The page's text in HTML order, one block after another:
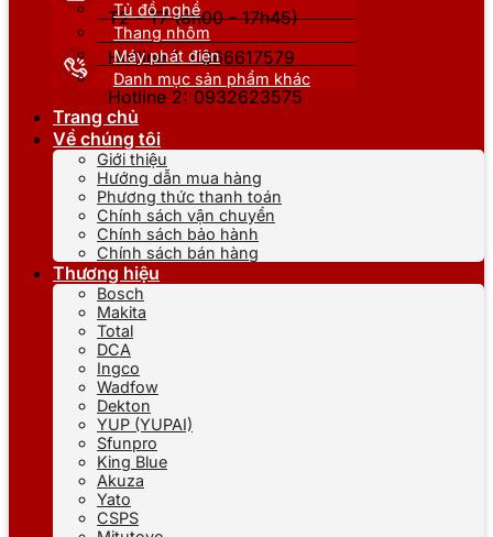
T2 - T7 (8h00 - 17h45)
Hotline 1: 0866617579
Hotline 2: 0932623575
Tủ đồ nghề
Thang nhôm
Máy phát điện
Danh mục sản phẩm khác
Trang chủ
Về chúng tôi
Giới thiệu
Hướng dẫn mua hàng
Phương thức thanh toán
Chính sách vận chuyển
Chính sách bảo hành
Chính sách bán hàng
Thương hiệu
Bosch
Makita
Total
DCA
Ingco
Wadfow
Dekton
YUP (YUPAI)
Sfunpro
King Blue
Akuza
Yato
CSPS